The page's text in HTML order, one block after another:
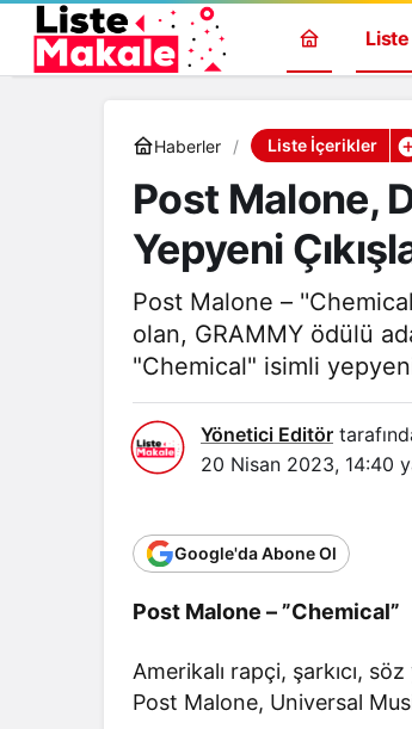
Haberler Liste İçerikler
Post Malone,
Yepyeni
Post Malone –
olan, GRAMMY ödülü
"Chemical" isimli
Yönetici Editör
20 Nisan 2023, 14:40
Google'da Abone Ol
Post Malone – ”Chemical”
Amerikalı rapçi, şarkıcı,
Post Malone, Universal